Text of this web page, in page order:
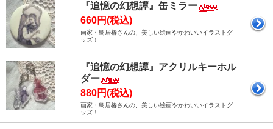
『追憶の幻想譚』缶ミラー
660円(税込)
画家・鳥居椿さんの、美しい絵画やかわいいイラストグ
ッズ！
『追憶の幻想譚』アクリルキーホル
ダー
880円(税込)
画家・鳥居椿さんの、美しい絵画やかわいいイラストグ
ッズ！